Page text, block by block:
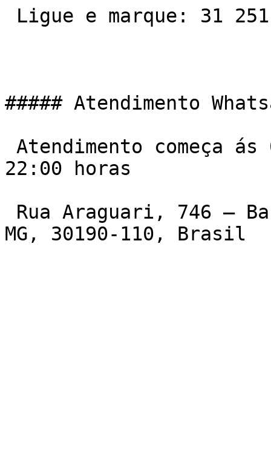
##### Atendimento
22:00 horas
MG, 30190-110, Brasil